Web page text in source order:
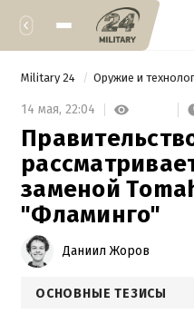
Military 24 Оружие и
14 мая, 22:04
заменой
"Фламинго"
Даниил Жоров
ОСНОВНЫЕ ТЕЗИСЫ